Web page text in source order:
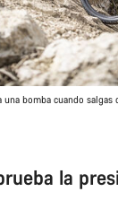
bomba cuando salgas
la